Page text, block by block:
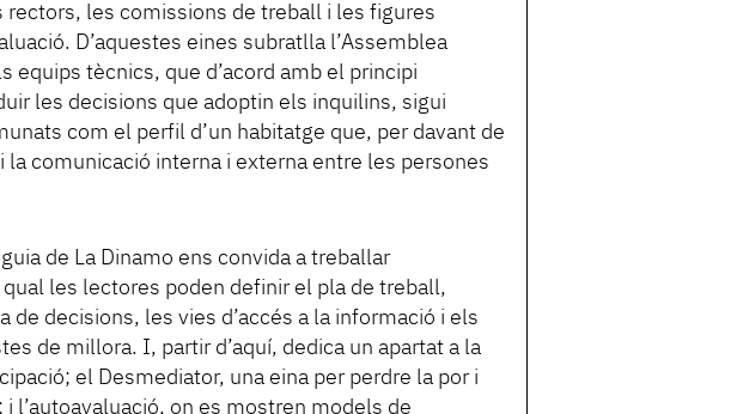
rectors, les comissions de treball i les figures
D’aquestes eines subratlla l’Assemblea
equips tècnics, que d’acord amb el principi
les decisions que adoptin els inquilins, sigui
com el perfil d’un habitatge que, per davant de
la comunicació interna i externa entre les persones
de La Dinamo ens convida a treballar
qual les lectores poden definir el pla de treball,
de decisions, les vies d’accés a la informació i els
de millora. I, partir d’aquí, dedica un apartat a la
el Desmediator, una eina per perdre la por i
l’autoavaluació, on es mostren models de